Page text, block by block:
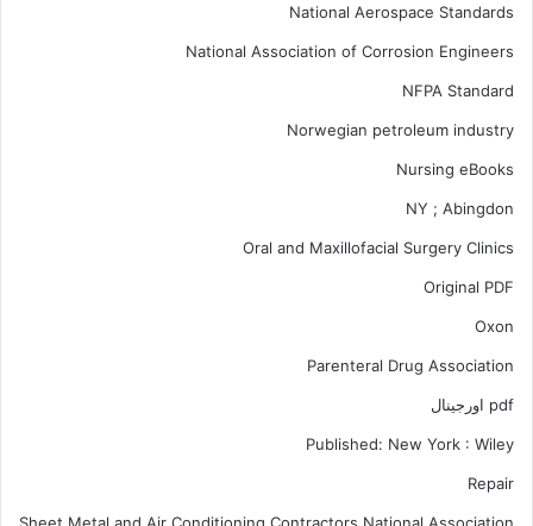
National Aerospace Standards
National Association of Corrosion Engineers
NFPA Standard
Norwegian petroleum industry
Nursing eBooks
NY ; Abingdon
Oral and Maxillofacial Surgery Clinics
Original PDF
Oxon
Parenteral Drug Association
pdf اورجینال
Published: New York : Wiley
Repair